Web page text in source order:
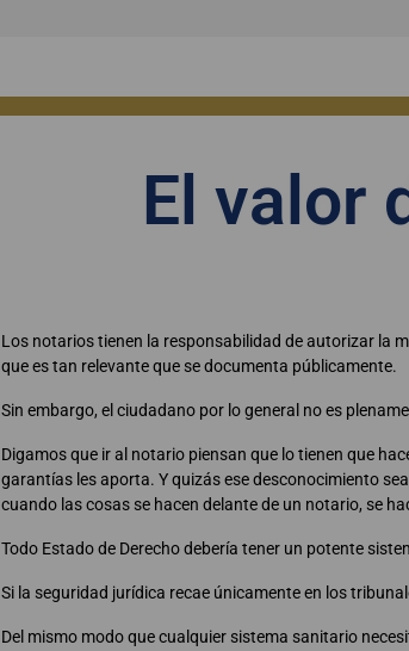
El valor
Los notarios tienen la responsabilidad de autorizar la
que es tan relevante que se documenta públicamente.
Sin embargo, el ciudadano por lo general no es
Digamos que ir al notario piensan que lo tienen que
garantías les aporta. Y quizás ese desconocimiento
cuando las cosas se hacen delante de un notario, se
Todo Estado de Derecho debería tener un potente
Si la seguridad jurídica recae únicamente en los
Del mismo modo que cualquier sistema sanitario